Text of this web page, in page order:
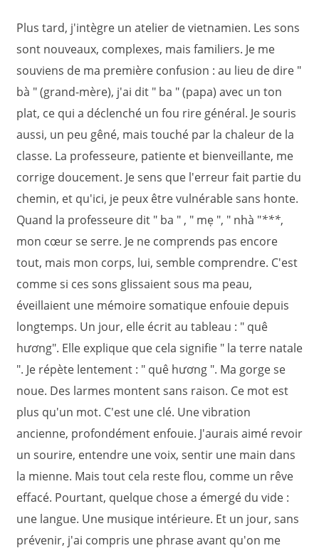
Plus tard, j'intègre un atelier de vietnamien. Les sons
sont nouveaux, complexes, mais familiers. Je me
souviens de ma première confusion : au lieu de dire "
bà " (grand-mère), j'ai dit " ba " (papa) avec un ton
plat, ce qui a déclenché un fou rire général. Je souris
aussi, un peu gêné, mais touché par la chaleur de la
classe. La professeure, patiente et bienveillante, me
corrige doucement. Je sens que l'erreur fait partie du
chemin, et qu'ici, je peux être vulnérable sans honte.
Quand la professeure dit " ba " , " mẹ ", " nhà "***,
mon cœur se serre. Je ne comprends pas encore
tout, mais mon corps, lui, semble comprendre. C'est
comme si ces sons glissaient sous ma peau,
éveillaient une mémoire somatique enfouie depuis
longtemps. Un jour, elle écrit au tableau : " quê
hương". Elle explique que cela signifie " la terre natale
". Je répète lentement : " quê hương ". Ma gorge se
noue. Des larmes montent sans raison. Ce mot est
plus qu'un mot. C'est une clé. Une vibration
ancienne, profondément enfouie. J'aurais aimé revoir
un sourire, entendre une voix, sentir une main dans
la mienne. Mais tout cela reste flou, comme un rêve
effacé. Pourtant, quelque chose a émergé du vide :
une langue. Une musique intérieure. Et un jour, sans
prévenir, j'ai compris une phrase avant qu'on me